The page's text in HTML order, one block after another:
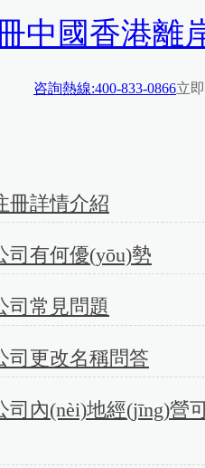
中國香港離
咨詢熱線:400-833-0866立
冊詳情介紹
司有何優(yōu)勢
司常見問題
司更改名稱問答
司內(nèi)地經(jīng)營